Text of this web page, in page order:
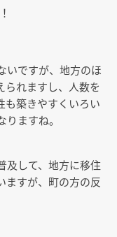
いですが、地方のほ
られますし、人数を
も築きやすくいろい
ますね。
及して、地方に移住
ますが、町の方の反